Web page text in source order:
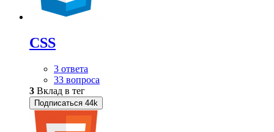
CSS
3 ответа
33 вопроса
3 Вклад в тег
Подписаться 44k